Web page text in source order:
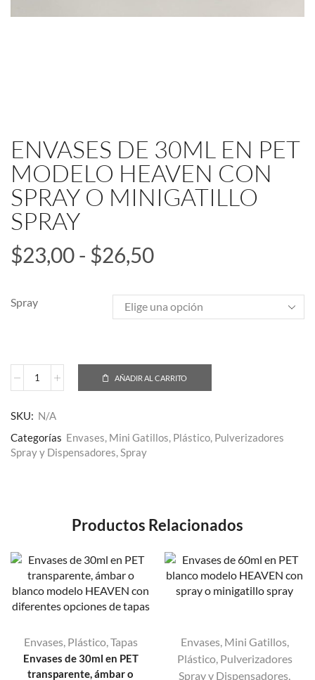
ENVASES DE 30ML EN PET
MODELO HEAVEN CON
SPRAY O MINIGATILLO
SPRAY
$23,00- $26,50
Spray
AÑADIR AL CARRITO
SKU: N/A
Categorías Envases, Mini Gatillos, Plástico, Pulverizadores
Spray y Dispensadores,Spray
Productos Relacionados
Envases, Plástico,Tapas
Envases de 30ml en PET
transparente, ámbar o
Envases, Mini Gatillos,
Plástico, Pulverizadores
Spray y Dispensadores,